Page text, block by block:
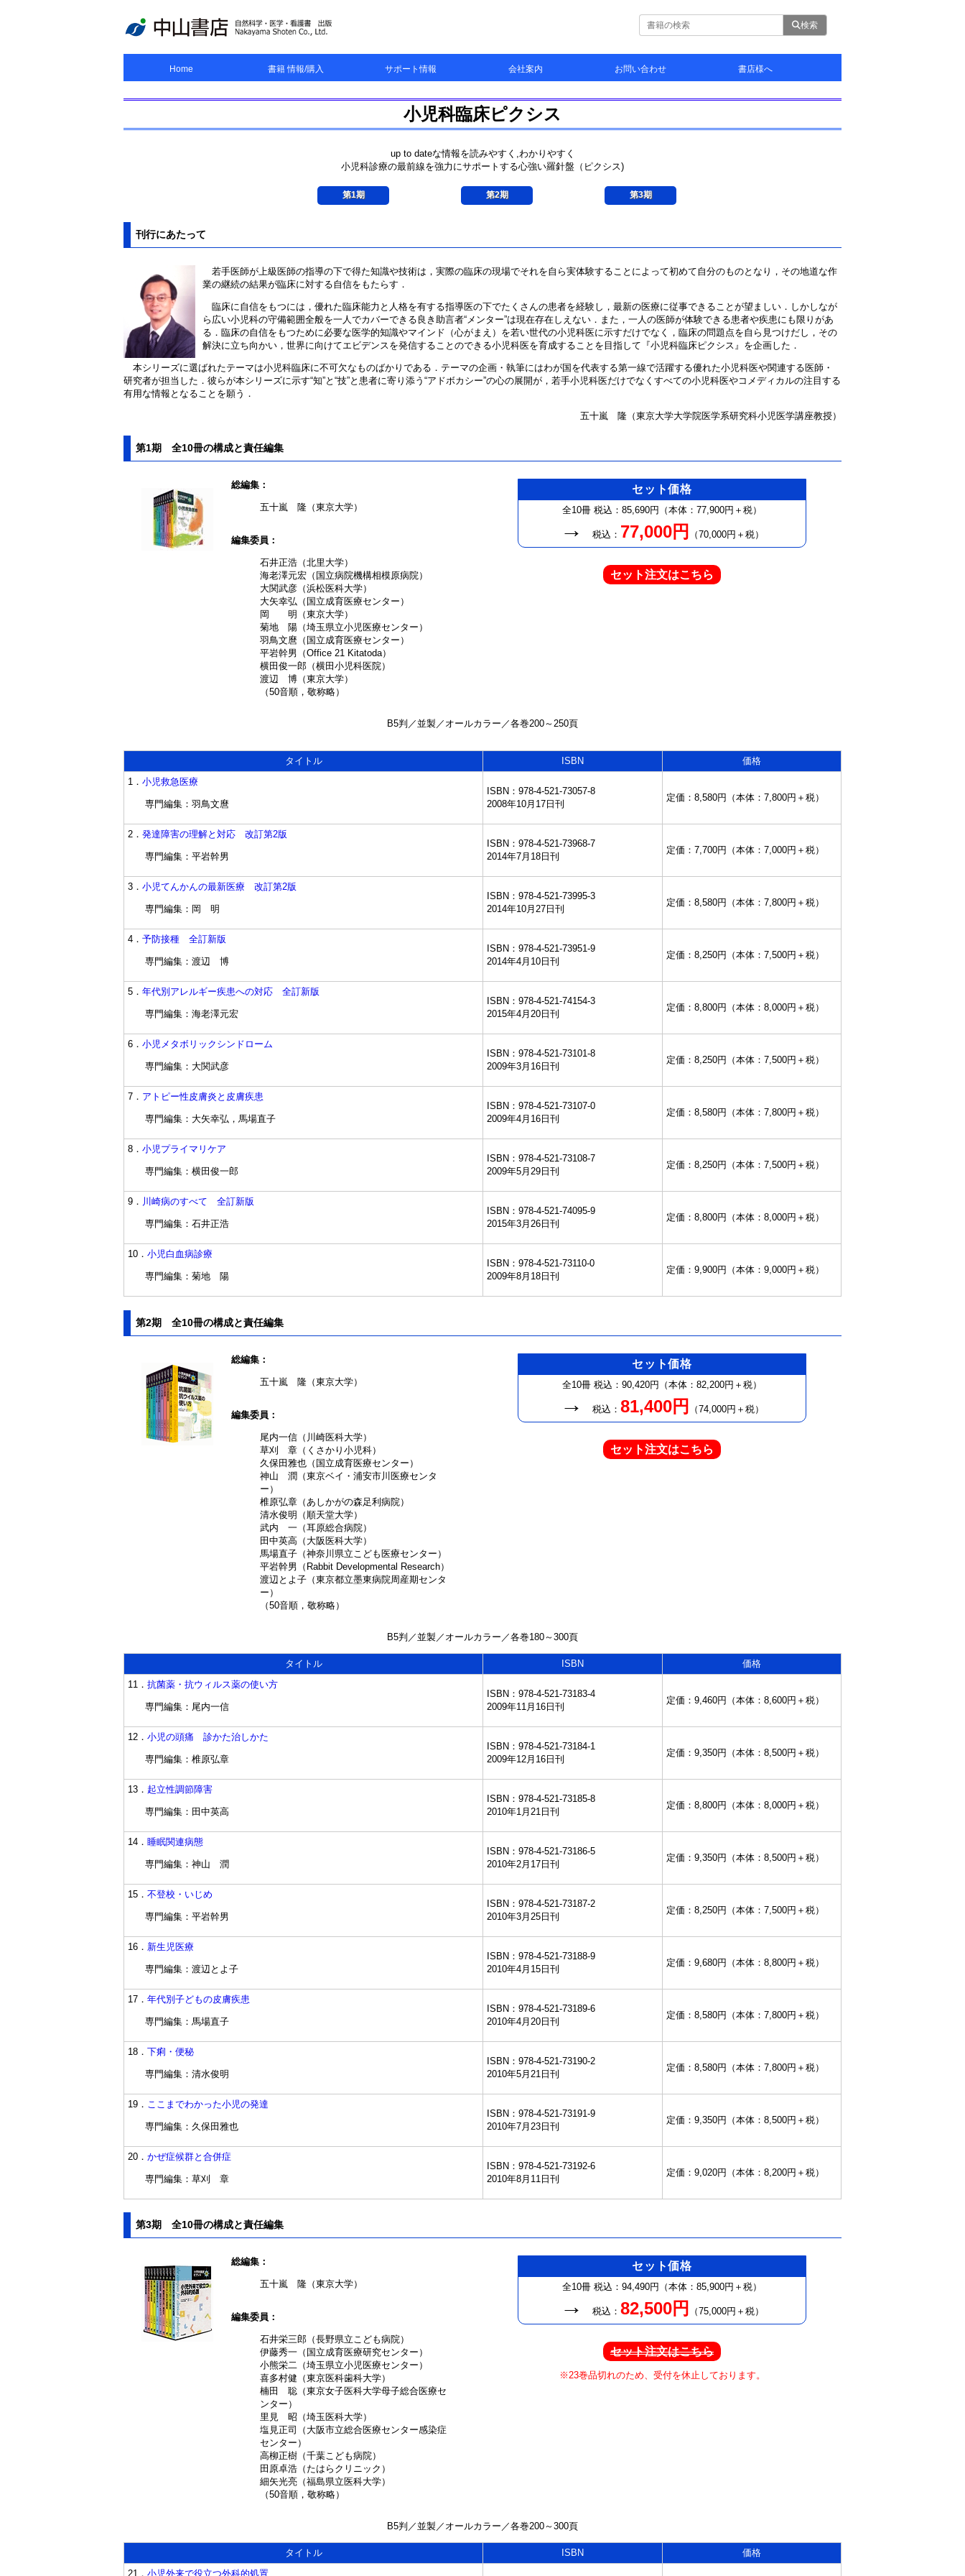
検索
Home 書籍 情報/購入 サポート情報 会社案内 お問い合わせ 書店様へ
小児科臨床ピクシス
up to dateな情報を読みやすく,わかりやすく
小児科診療の最前線を強力にサポートする心強い羅針盤（ピクシス)
第1期 第2期 第3期
刊行にあたって
若手医師が上級医師の指導の下で得た知識や技術は，実際の臨床の現場でそれを自ら実体験することによって初めて自分のものとなり，その地道な作
業の継続の結果が臨床に対する自信をもたらす．
臨床に自信をもつには，優れた臨床能力と人格を有する指導医の下でたくさんの患者を経験し，最新の医療に従事できることが望ましい．しかしなが
ら広い小児科の守備範囲全般を一人でカバーできる良き助言者“メンター”は現在存在しえない．また，一人の医師が体験できる患者や疾患にも限りがあ
る．臨床の自信をもつために必要な医学的知識やマインド（心がまえ）を若い世代の小児科医に示すだけでなく，臨床の問題点を自ら見つけだし，その
解決に立ち向かい，世界に向けてエビデンスを発信することのできる小児科医を育成することを目指して『小児科臨床ピクシス』を企画した．
本シリーズに選ばれたテーマは小児科臨床に不可欠なものばかりである．テーマの企画・執筆にはわが国を代表する第一線で活躍する優れた小児科医や関連する医師・
研究者が担当した．彼らが本シリーズに示す“知”と“技”と患者に寄り添う“アドボカシー”の心の展開が，若手小児科医だけでなくすべての小児科医やコメディカルの注目する
有用な情報となることを願う．
五十嵐 隆（東京大学大学院医学系研究科小児医学講座教授）
第1期 全10冊の構成と責任編集
総編集：
五十嵐 隆（東京大学）
編集委員：
石井正浩（北里大学）
海老澤元宏（国立病院機構相模原病院）
大関武彦（浜松医科大学）
大矢幸弘（国立成育医療センター）
岡 明（東京大学）
菊地 陽（埼玉県立小児医療センター）
羽鳥文麿（国立成育医療センター）
平岩幹男（Office 21 Kitatoda）
横田俊一郎（横田小児科医院）
渡辺 博（東京大学）
（50音順，敬称略）
セット価格
全10冊 税込：85,690円（本体：77,900円＋税）
→ 税込： 77,000円 （70,000円＋税）
セット注文はこちら
B5判／並製／オールカラー／各巻200～250頁
タイトル ISBN
価格
1． 小児救急医療
専門編集：羽鳥文麿
ISBN：978-4-521-73057-8
2008年10月17日刊
定価：8,580円（本体：7,800円＋税）
2． 発達障害の理解と対応 改訂第2版
専門編集：平岩幹男
ISBN：978-4-521-73968-7
2014年7月18日刊
定価：7,700円（本体：7,000円＋税）
3． 小児てんかんの最新医療 改訂第2版
専門編集：岡 明
ISBN：978-4-521-73995-3
2014年10月27日刊
定価：8,580円（本体：7,800円＋税）
4． 予防接種 全訂新版
専門編集：渡辺 博
ISBN：978-4-521-73951-9
2014年4月10日刊
定価：8,250円（本体：7,500円＋税）
5． 年代別アレルギー疾患への対応 全訂新版
専門編集：海老澤元宏
ISBN：978-4-521-74154-3
2015年4月20日刊
定価：8,800円（本体：8,000円＋税）
6． 小児メタボリックシンドローム
専門編集：大関武彦
ISBN：978-4-521-73101-8
2009年3月16日刊
定価：8,250円（本体：7,500円＋税）
7． アトピー性皮膚炎と皮膚疾患
専門編集：大矢幸弘，馬場直子
ISBN：978-4-521-73107-0
2009年4月16日刊
定価：8,580円（本体：7,800円＋税）
8． 小児プライマリケア
専門編集：横田俊一郎
ISBN：978-4-521-73108-7
2009年5月29日刊
定価：8,250円（本体：7,500円＋税）
9． 川崎病のすべて 全訂新版
専門編集：石井正浩
ISBN：978-4-521-74095-9
2015年3月26日刊
定価：8,800円（本体：8,000円＋税）
10． 小児白血病診療
専門編集：菊地 陽
ISBN：978-4-521-73110-0
2009年8月18日刊
定価：9,900円（本体：9,000円＋税）
第2期 全10冊の構成と責任編集
総編集：
五十嵐 隆（東京大学）
編集委員：
尾内一信（川崎医科大学）
草刈 章（くさかり小児科）
久保田雅也（国立成育医療センター）
神山 潤（東京ベイ・浦安市川医療センタ
ー）
椎原弘章（あしかがの森足利病院）
清水俊明（順天堂大学）
武内 一（耳原総合病院）
田中英高（大阪医科大学）
馬場直子（神奈川県立こども医療センター）
平岩幹男（Rabbit Developmental Research）
渡辺とよ子（東京都立墨東病院周産期センタ
ー）
（50音順，敬称略）
セット価格
全10冊 税込：90,420円（本体：82,200円＋税）
→ 税込： 81,400円 （74,000円＋税）
セット注文はこちら
B5判／並製／オールカラー／各巻180～300頁
タイトル ISBN
価格
11． 抗菌薬・抗ウィルス薬の使い方
専門編集：尾内一信
ISBN：978-4-521-73183-4
2009年11月16日刊
定価：9,460円（本体：8,600円＋税）
12． 小児の頭痛 診かた治しかた
専門編集：椎原弘章
ISBN：978-4-521-73184-1
2009年12月16日刊
定価：9,350円（本体：8,500円＋税）
13． 起立性調節障害
専門編集：田中英高
ISBN：978-4-521-73185-8
2010年1月21日刊
定価：8,800円（本体：8,000円＋税）
14． 睡眠関連病態
専門編集：神山 潤
ISBN：978-4-521-73186-5
2010年2月17日刊
定価：9,350円（本体：8,500円＋税）
15． 不登校・いじめ
専門編集：平岩幹男
ISBN：978-4-521-73187-2
2010年3月25日刊
定価：8,250円（本体：7,500円＋税）
16． 新生児医療
専門編集：渡辺とよ子
ISBN：978-4-521-73188-9
2010年4月15日刊
定価：9,680円（本体：8,800円＋税）
17． 年代別子どもの皮膚疾患
専門編集：馬場直子
ISBN：978-4-521-73189-6
2010年4月20日刊
定価：8,580円（本体：7,800円＋税）
18． 下痢・便秘
専門編集：清水俊明
ISBN：978-4-521-73190-2
2010年5月21日刊
定価：8,580円（本体：7,800円＋税）
19． ここまでわかった小児の発達
専門編集：久保田雅也
ISBN：978-4-521-73191-9
2010年7月23日刊
定価：9,350円（本体：8,500円＋税）
20． かぜ症候群と合併症
専門編集：草刈 章
ISBN：978-4-521-73192-6
2010年8月11日刊
定価：9,020円（本体：8,200円＋税）
第3期 全10冊の構成と責任編集
総編集：
五十嵐 隆（東京大学）
編集委員：
石井栄三郎（長野県立こども病院）
伊藤秀一（国立成育医療研究センター）
小熊栄二（埼玉県立小児医療センター）
喜多村健（東京医科歯科大学）
楠田 聡（東京女子医科大学母子総合医療セ
ンター）
里見 昭（埼玉医科大学）
塩見正司（大阪市立総合医療センター感染症
センター）
高柳正樹（千葉こども病院）
田原卓浩（たはらクリニック）
細矢光亮（福島県立医科大学）
（50音順，敬称略）
セット価格
全10冊 税込：94,490円（本体：85,900円＋税）
→ 税込： 82,500円 （75,000円＋税）
セット注文はこちら
※23巻品切れのため、受付を休止しております。
B5判／並製／オールカラー／各巻200～300頁
タイトル ISBN
価格
21． 小児外来で役立つ外科的処置